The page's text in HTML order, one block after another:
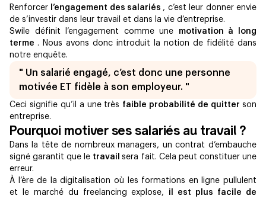
Renforcer l’engagement des salariés , c’est leur donner envie
de s’investir dans leur travail et dans la vie d’entreprise.
Swile définit l’engagement comme une motivation à long
terme . Nous avons donc introduit la notion de fidélité dans
notre enquête.
" Un salarié engagé, c’est donc une personne
motivée ET fidèle à son employeur. "
Ceci signifie qu’il a une très faible probabilité de quitter son
entreprise.
Pourquoi motiver ses salariés au travail ?
Dans la tête de nombreux managers, un contrat d’embauche
signé garantit que le travailsera fait. Cela peut constituer une
erreur.
À l’ère de la digitalisation où les formations en ligne pullulent
et le marché du freelancing explose, il est plus facile de